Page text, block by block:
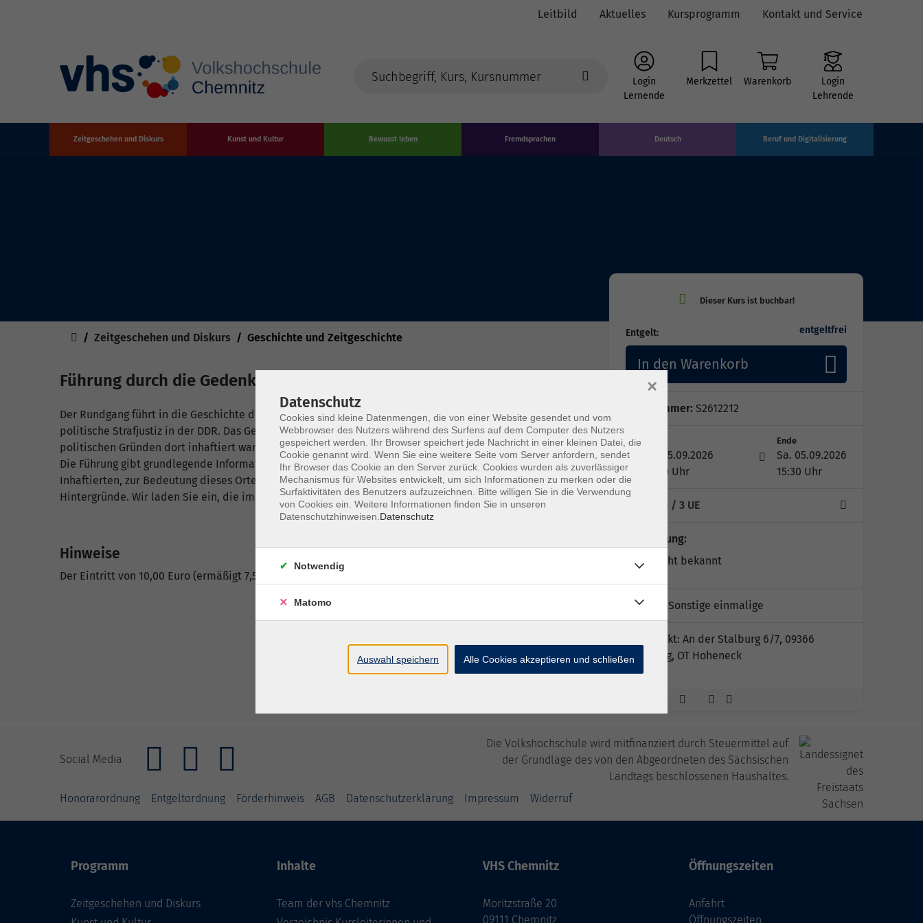
Zum Hauptinhalt springen
Leitbild Aktuelles Kursprogramm Kontakt und Service
Login
Lernende
Merkzettel Warenkorb
Login
Lehrende
Zeitgeschehen und Diskurs Kunst und Kultur Bewusst leben Fremdsprachen Deutsch Beruf und Digitalisierung
Zeitgeschehen und Diskurs Geschichte und Zeitgeschichte
Führung durch die Gedenkstätte Hoheneck
Der Rundgang führt in die Geschichte des ehemaligen Gefängnisses Hoheneck ein und beleuchtet die
politische Strafjustiz in der DDR. Das Gefängnis steht synonym für etwa 24.000 Frauen, die teils aus
politischen Gründen dort inhaftiert waren.
Die Führung gibt grundlegende Informationen zur Geschichte des Gebäudes, zum Leben der
Inhaftierten, zur Bedeutung dieses Ortes in der deutschen Geschichte und zeigt die politischen
Hintergründe. Wir laden Sie ein, die im Sommer 2024 eröffnete Gedenkstätte kennenzulernen.
Hinweise
Der Eintritt von 10,00 Euro (ermäßigt 7,50 Euro) ist vor Ort in bar oder mit ec-Karte zu zahlen.
Entgelt: entgeltfrei
In den Warenkorb
Kursnummer: S2612212
Sa. 05.09.2026
13:00 Uhr
Ende
Sa. 05.09.2026
15:30 Uhr
/ 3 UE
Kursleitung:
noch nicht bekannt
Kursort: Sonstige einmalige
Treffpunkt: An der Stalburg 6/7, 09366
Stollberg, OT Hoheneck
Social Media
Die Volkshochschule wird mitfinanziert durch Steuermittel auf
der Grundlage des von den Abgeordneten des Sächsischen
Landtags beschlossenen Haushaltes.
Honorarordnung
Entgeltordnung Förderhinweis AGB Datenschutzerklärung Impressum Widerruf
Programm
Zeitgeschehen und Diskurs
Inhalte
Team der vhs Chemnitz
VHS Chemnitz
Moritzstraße 20
09111 Chemnitz
Öffnungszeiten
Anfahrt
Öffnungszeiten
Datenschutz
Cookies sind kleine Datenmengen, die von einer Website gesendet und vom
Webbrowser des Nutzers während des Surfens auf dem Computer des Nutzers
gespeichert werden. Ihr Browser speichert jede Nachricht in einer kleinen Datei, die
Cookie genannt wird. Wenn Sie eine weitere Seite vom Server anfordern, sendet
Ihr Browser das Cookie an den Server zurück. Cookies wurden als zuverlässiger
Mechanismus für Websites entwickelt, um sich Informationen zu merken oder die
Surfaktivitäten des Benutzers aufzuzeichnen. Bitte willigen Sie in die Verwendung
von Cookies ein. Weitere Informationen finden Sie in unseren
Datenschutzhinweisen. Datenschutz
×
Notwendig
Matomo
Auswahl speichern Alle Cookies akzeptieren und schließen